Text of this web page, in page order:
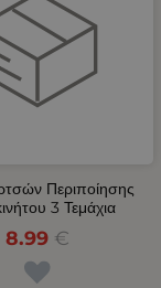
Περιποίησης
3 Τεμάχια
8.99 €